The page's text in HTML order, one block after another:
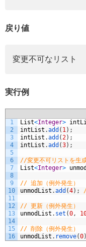
戻り値
変更不可なリスト
実行例
1
2
3
4
5
6
7
8
9
10
11
12
13
14
15
16
List<Integer>
intList .add ( 1) ;
intList .add (2) ;
intList .add (3) ;
//変更不可リストを生
List<Integer>
// 追加（例外発生）
unmodList .add (4) ;
// 更新（例外発生）
unmodList . set (0,
// 削除（例外発生）
unmodList . remove(0)